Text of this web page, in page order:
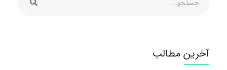
آخرین مطالب